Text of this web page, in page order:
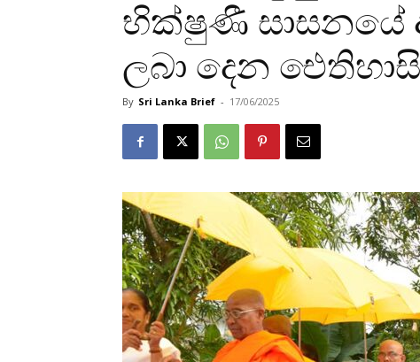
භික්ෂුණී සාසනයේ
ලබා දෙන
By Sri Lanka Brief - 17/06/2025